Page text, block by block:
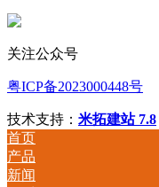
关注公众号
粤ICP备2023000448号
技术支持： 米拓建站 7.8
首页
产品
新闻